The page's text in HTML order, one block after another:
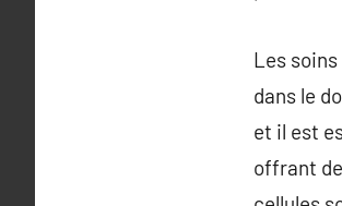
Les
dans le
et il est
offrant